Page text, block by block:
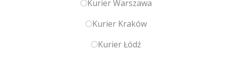
Kurier Warszawa
Kurier Kraków
Kurier Łódź